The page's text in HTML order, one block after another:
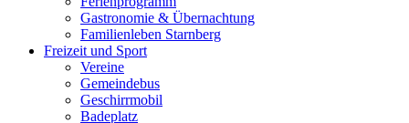
Gastronomie & Übernachtung
Familienleben Starnberg
Freizeit und Sport
Vereine
Gemeindebus
Geschirrmobil
Badeplatz